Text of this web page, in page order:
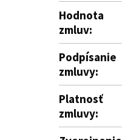
Hodnota
zmluv:
Podpísanie
zmluvy:
Platnosť
zmluvy: